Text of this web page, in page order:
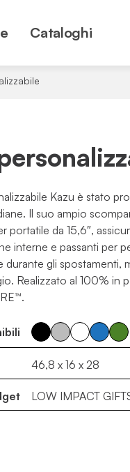
Cataloghi
Kazu è stato
Il suo ampio
portatile da 15,6″,
interne e passanti per
durante gli spostamenti,
Realizzato al 100% in
46,8 x 16 x 28
LOW IMPACT